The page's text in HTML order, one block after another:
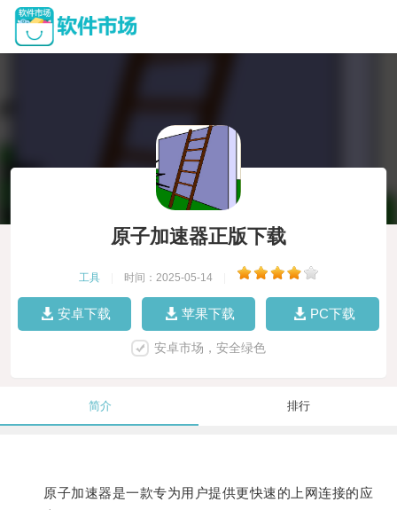
原子加速器正版下载
工具 时间：2025-05-14
安卓下载 苹果下载 PC下载
安卓市场，安全绿色
简介 排行
原子加速器是一款专为用户提供更快速的上网连接的应